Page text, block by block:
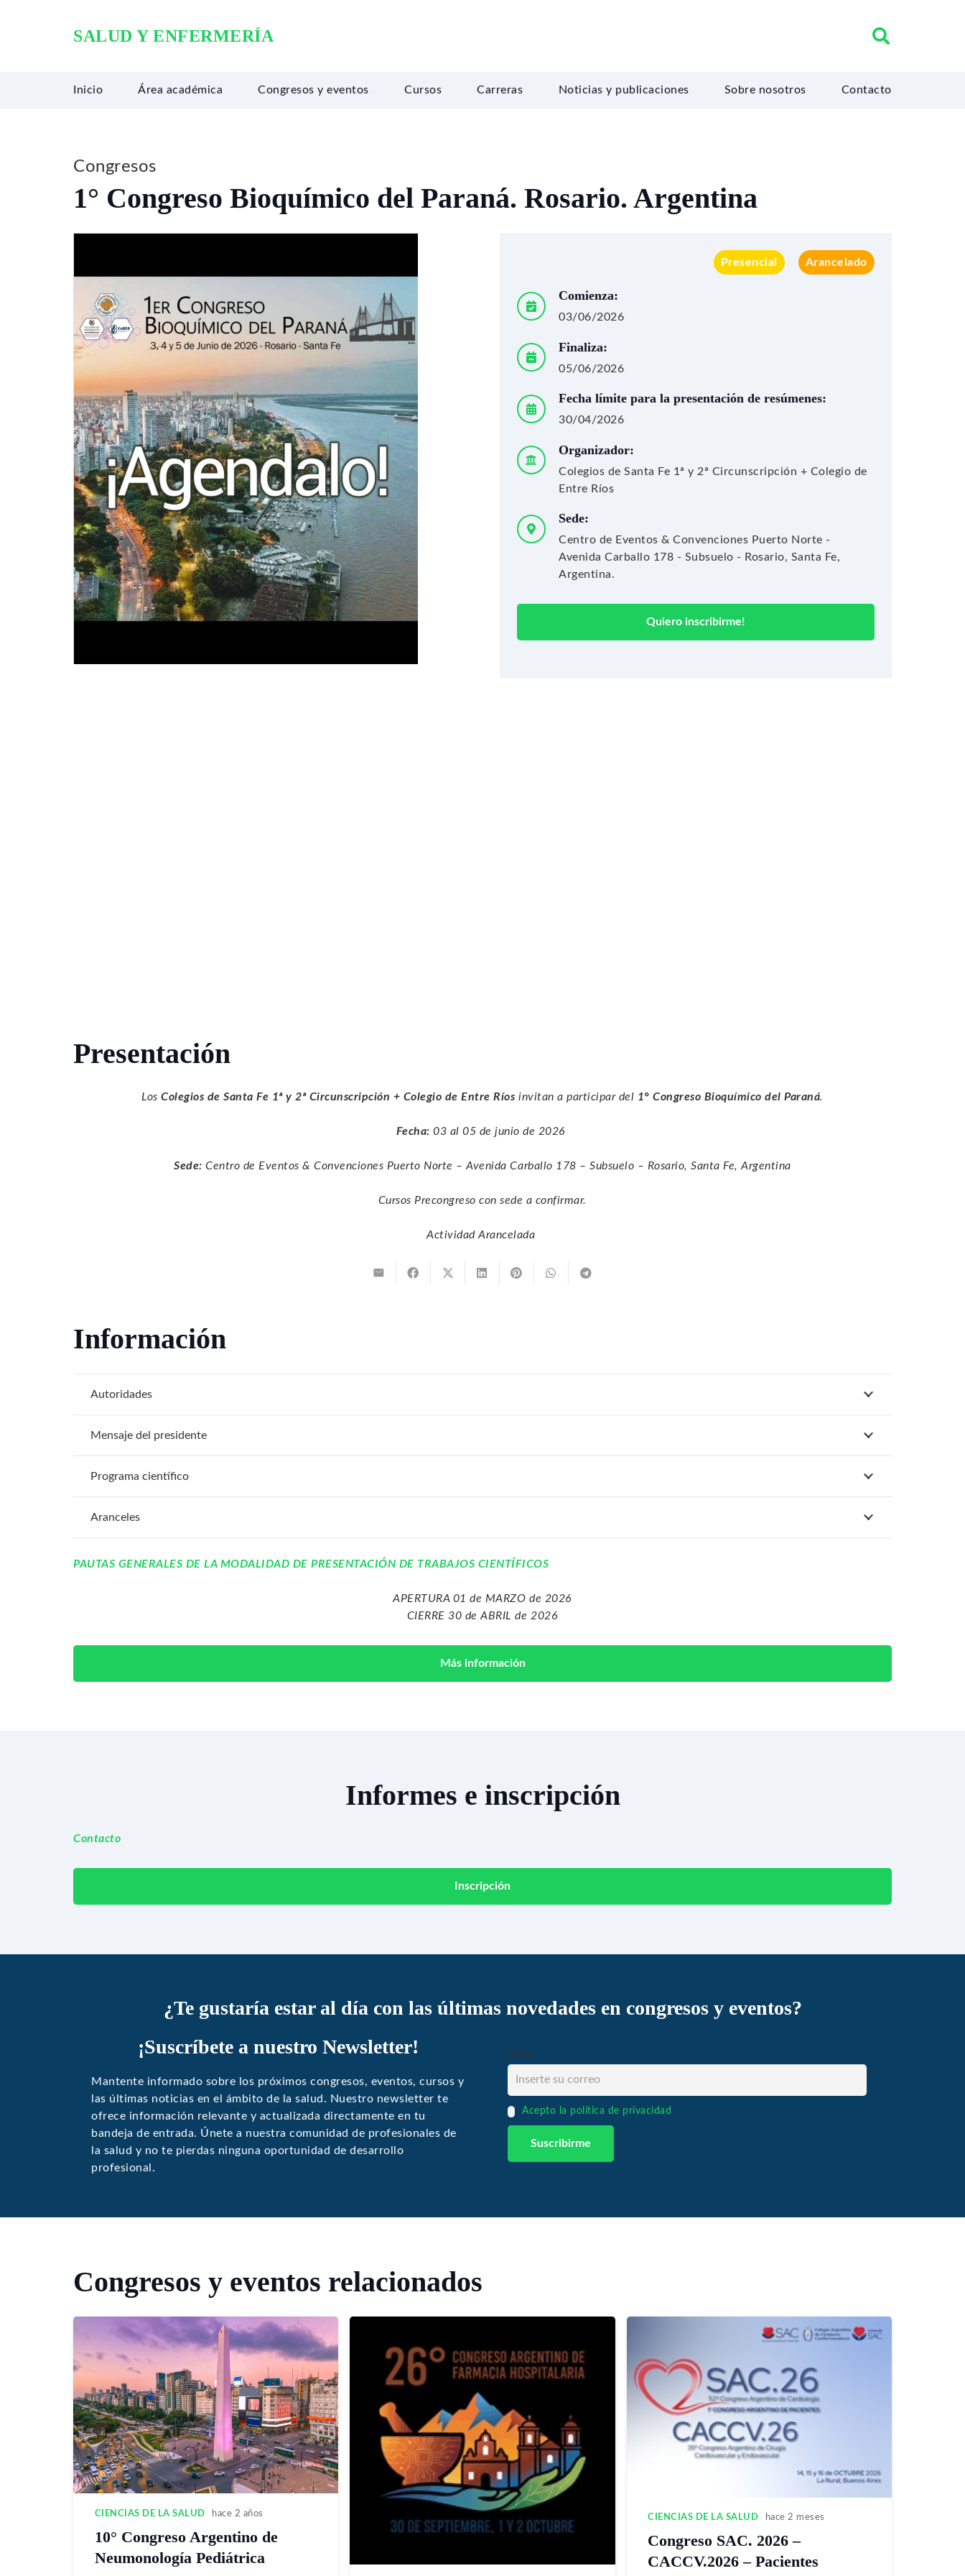
SALUD Y ENFERMERÍA
Inicio Área académica Congresos y eventos Cursos Carreras Noticias y publicaciones Sobre nosotros Contacto
Congresos
1° Congreso Bioquímico del Paraná. Rosario. Argentina
Presencial Arancelado
Comienza:
03/06/2026
Finaliza:
05/06/2026
Fecha límite para la presentación de resúmenes:
30/04/2026
Organizador:
Colegios de Santa Fe 1ª y 2ª Circunscripción + Colegio de
Entre Ríos
Sede:
Centro de Eventos & Convenciones Puerto Norte -
Avenida Carballo 178 - Subsuelo - Rosario, Santa Fe,
Argentina.
Quiero inscribirme!
Presentación
LosColegios de Santa Fe 1ª y 2ª Circunscripción + Colegio de Entre Ríos invitan a participar del 1° Congreso Bioquímico del Paraná.
Fecha: 03 al 05 de junio de 2026
Sede: Centro de Eventos & Convenciones Puerto Norte – Avenida Carballo 178 – Subsuelo – Rosario, Santa Fe, Argentina
Cursos Precongreso con sede a confirmar.
Actividad Arancelada
Información
Autoridades
Mensaje del presidente
Programa científico
Aranceles
PAUTAS GENERALES DE LA MODALIDAD DE PRESENTACIÓN DE TRABAJOS CIENTÍFICOS
APERTURA 01 de MARZO de 2026
CIERRE 30 de ABRIL de 2026
Más información
Informes e inscripción
Contacto
Inscripción
¿Te gustaría estar al día con las últimas novedades en congresos y eventos?
¡Suscríbete a nuestro Newsletter!
Mantente informado sobre los próximos congresos, eventos, cursos y
las últimas noticias en el ámbito de la salud. Nuestro newsletter te
ofrece información relevante y actualizada directamente en tu
bandeja de entrada. Únete a nuestra comunidad de profesionales de
la salud y no te pierdas ninguna oportunidad de desarrollo
profesional.
Email
Acepto la política de privacidad
Congresos y eventos relacionados
CIENCIAS DE LA SALUD hace 2 años
10° Congreso Argentino de
Neumonología Pediátrica
CIENCIAS DE LA SALUD hace 2 meses
Congreso SAC. 2026 –
CACCV.2026 – Pacientes